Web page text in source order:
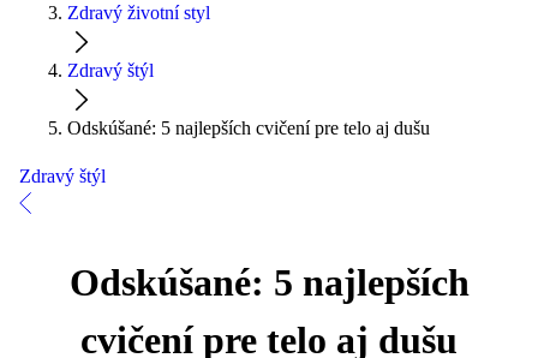
Zdravý životní styl
Zdravý štýl
Odskúšané: 5 najlepších cvičení pre telo aj dušu
Zdravý štýl
Odskúšané: 5 najlepších
cvičení pre telo aj dušu